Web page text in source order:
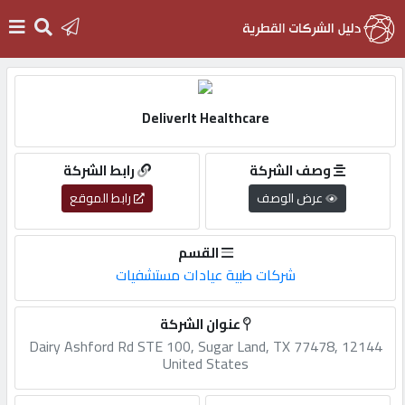
دخول
التسجيل
أضف
اعلانك
DeliverIt Healthcare
رابط الشركة
رابط الموقع
وصف الشركة
عرض الوصف
القسم
شركات طبية عيادات مستشفيات
عنوان الشركة
12144 Dairy Ashford Rd STE 100, Sugar Land, TX 77478,
United States